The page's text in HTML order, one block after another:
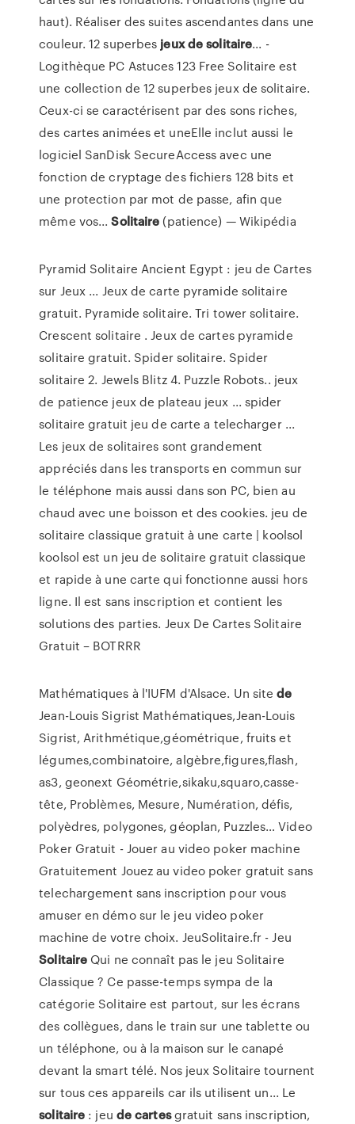
haut). Réaliser des suites ascendantes dans une
couleur. 12 superbes jeux de solitaire... -
Logithèque PC Astuces 123 Free Solitaire est
une collection de 12 superbes jeux de solitaire.
Ceux-ci se caractérisent par des sons riches,
des cartes animées et uneElle inclut aussi le
logiciel SanDisk SecureAccess avec une
fonction de cryptage des fichiers 128 bits et
une protection par mot de passe, afin que
même vos...Solitaire (patience) — Wikipédia
Pyramid Solitaire Ancient Egypt : jeu de Cartes
sur Jeux ... Jeux de carte pyramide solitaire
gratuit. Pyramide solitaire. Tri tower solitaire.
Crescent solitaire . Jeux de cartes pyramide
solitaire gratuit. Spider solitaire. Spider
solitaire 2. Jewels Blitz 4. Puzzle Robots.. jeux
de patience jeux de plateau jeux ... spider
solitaire gratuit jeu de carte a telecharger ...
Les jeux de solitaires sont grandement
appréciés dans les transports en commun sur
le téléphone mais aussi dans son PC, bien au
chaud avec une boisson et des cookies. jeu de
solitaire classique gratuit à une carte | koolsol
koolsol est un jeu de solitaire gratuit classique
et rapide à une carte qui fonctionne aussi hors
ligne. Il est sans inscription et contient les
solutions des parties. Jeux De Cartes Solitaire
Gratuit – BOTRRR
Mathématiques à l'IUFM d'Alsace. Un sitede
Jean-Louis Sigrist Mathématiques,Jean-Louis
Sigrist, Arithmétique,géométrique, fruits et
légumes,combinatoire, algèbre,figures,flash,
as3, geonext Géométrie,sikaku,squaro,casse-
tête, Problèmes, Mesure, Numération, défis,
polyèdres, polygones, géoplan, Puzzles…Video
Poker Gratuit - Jouer au video poker machine
Gratuitement Jouez au video poker gratuit sans
telechargement sans inscription pour vous
amuser en démo sur le jeu video poker
machine de votre choix. JeuSolitaire.fr - Jeu
Solitaire Qui ne connaît pas le jeu Solitaire
Classique ? Ce passe-temps sympa de la
catégorie Solitaire est partout, sur les écrans
des collègues, dans le train sur une tablette ou
un téléphone, ou à la maison sur le canapé
devant la smart télé. Nos jeux Solitaire tournent
sur tous ces appareils car ils utilisent un... Le
solitaire : jeu decartesgratuit sans inscription,